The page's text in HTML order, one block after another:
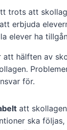
trots att
erbjuda
elever ha
att hälften av
för.
att
ska